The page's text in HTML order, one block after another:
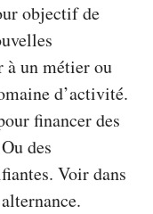
objectif de
à un métier ou
d’activité.
financer des
des
Voir dans